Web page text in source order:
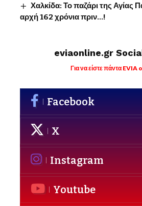
Χαλκίδα: Το παζάρι της Αγίας
αρχή 162 χρόνια πριν…!
eviaonline.gr
Για να είστε πάντα
Facebook
X
Instagram
Youtube